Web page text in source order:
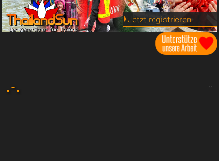
Jetzt registrieren
..
.. - ..